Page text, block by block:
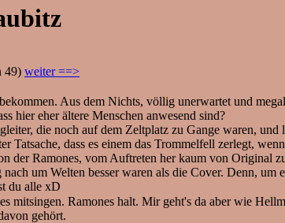
49) weiter ==>
Aus dem Nichts, völlig unerwartet und
hier eher ältere Menschen anwesend sind?
die noch auf dem Zeltplatz zu Gange waren, und
Tatsache, dass es einem das Trommelfell zerlegt,
der Ramones, vom Auftreten her kaum von Original
um Welten besser waren als die Cover. Denn,
du alle xD
Ramones halt. Mir geht's da aber wie
gehört.